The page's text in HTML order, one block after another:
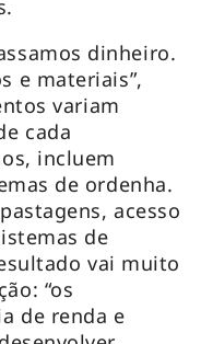
dinheiro.
e materiais”,
variam
cada
incluem
de ordenha.
acesso
de
vai muito
“os
de renda e